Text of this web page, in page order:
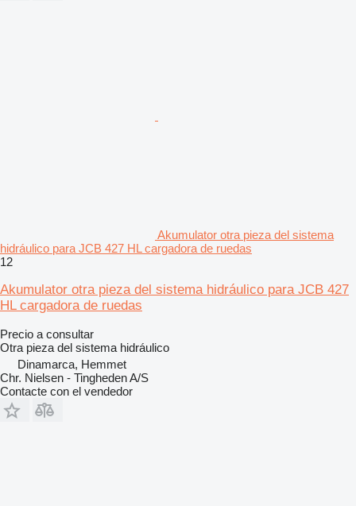
Akumulator otra pieza del sistema
hidráulico para JCB 427 HL cargadora de ruedas
12
Akumulator otra pieza del sistema hidráulico para JCB 427
HL cargadora de ruedas
Precio a consultar
Otra pieza del sistema hidráulico
Dinamarca, Hemmet
Chr. Nielsen - Tingheden A/S
Contacte con el vendedor